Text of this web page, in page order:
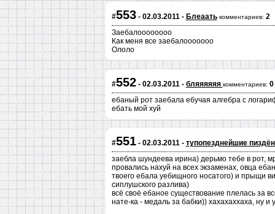
#553- 02.03.2011 - Блеаать комментариев: 2
Заебалоооооооо
Как меня все заебалооооооо
Ололо
#552- 02.03.2011 - бляяяяяя комментариев: 0
ебаный рот заебала ебучая алгебра с
ебать мой хуй
#551- 02.03.2011 - тупопезднейшие
заебла шундеева ирина) дерьмо тебе в рот,
провались нахуй на всех экзаменах, овца
твоего ебала уебищного носатого) и прыщи
сиплушского разлива)
всё своё ебаное существование плелась за
нате-ка - медаль за бабки)) хахахаххаха, ну